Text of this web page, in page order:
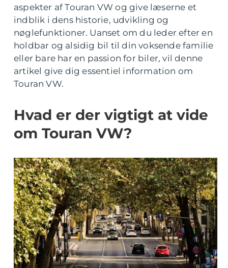
aspekter af Touran VW og give læserne et
indblik i dens historie, udvikling og
nøglefunktioner. Uanset om du leder efter en
holdbar og alsidig bil til din voksende familie
eller bare har en passion for biler, vil denne
artikel give dig essentiel information om
Touran VW.
Hvad er der vigtigt at vide
om Touran VW?